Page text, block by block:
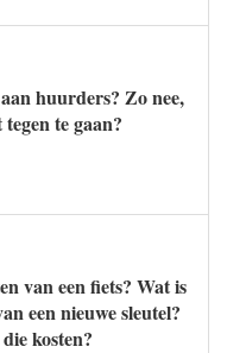
huurders? Zo nee,
te gaan?
van een fiets? Wat is
een nieuwe sleutel?
kosten?